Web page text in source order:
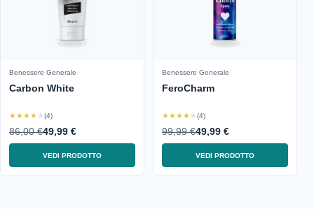
Benessere Generale
Carbon White
★★★★★(4)
86,00 €49,99 €
VEDI PRODOTTO
Benessere Generale
FeroCharm
★★★★★(4)
99,99 €49,99 €
VEDI PRODOTTO